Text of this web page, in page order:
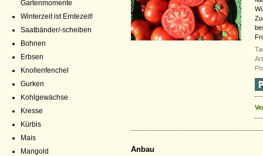
Gartenmomente
Winterzeit ist Erntezeit!
Saatbänder/-scheiben
Bohnen
Erbsen
Knollenfenchel
Gurken
Kohlgewächse
Kresse
Kürbis
Mais
Mangold
Anbau